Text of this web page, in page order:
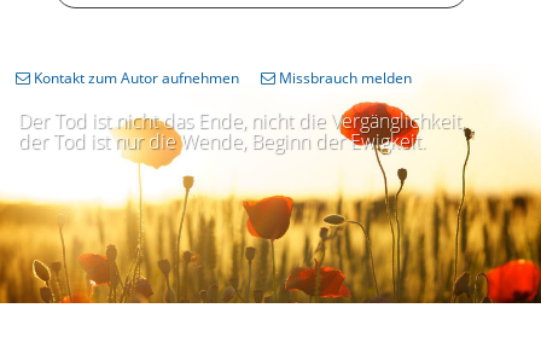
Der Tod ist nicht das Ende, nicht die Vergänglichkeit,
der Tod ist nur die Wende, Beginn der Ewigkeit.
Kontakt zum Autor aufnehmen Missbrauch melden